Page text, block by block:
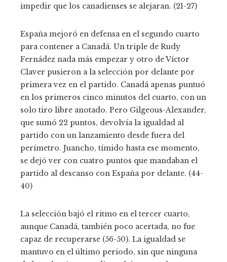
impedir que los canadienses se alejaran. (21-27)
España mejoró en defensa en el segundo cuarto
para contener a Canadá. Un triple de Rudy
Fernádez nada más empezar y otro de Víctor
Claver pusieron a la selección por delante por
primera vez en el partido. Canadá apenas puntuó
en los primeros cinco minutos del cuarto, con un
solo tiro libre anotado. Pero Gilgeous-Alexander,
que sumó 22 puntos, devolvía la igualdad al
partido con un lanzamiento desde fuera del
perímetro. Juancho, tímido hasta ese momento,
se dejó ver con cuatro puntos que mandaban el
partido al descanso con España por delante. (44-
40)
La selección bajó el ritmo en el tercer cuarto,
aunque Canadá, también poco acertada, no fue
capaz de recuperarse (56-50). La igualdad se
mantuvo en el último periodo, sin que ninguna